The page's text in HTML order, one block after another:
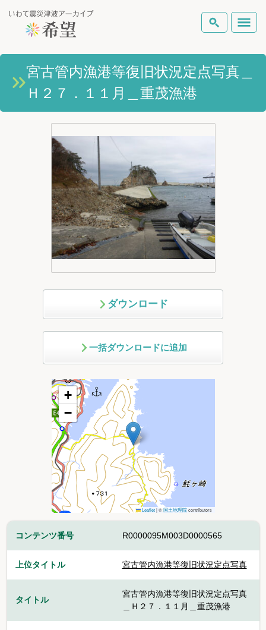
いわて震災津波アーカイブとは
岩手県の被害状況
ピックアップコンテンツ
Foreign Laguage
検索
宮古管内漁港等復旧状況定点写真＿
Ｈ２７．１１月＿重茂漁港
ダウンロード
一括ダウンロードに追加
+
−
Leaflet |©国土地理院contributors
コンテンツ番号 R0000095M003D0000565
上位タイトル 宮古管内漁港等復旧状況定点写真
タイトル
宮古管内漁港等復旧状況定点写真
＿Ｈ２７．１１月＿重茂漁港